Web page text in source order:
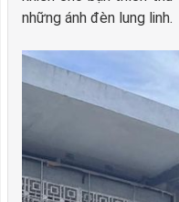
những ánh đèn lung linh.